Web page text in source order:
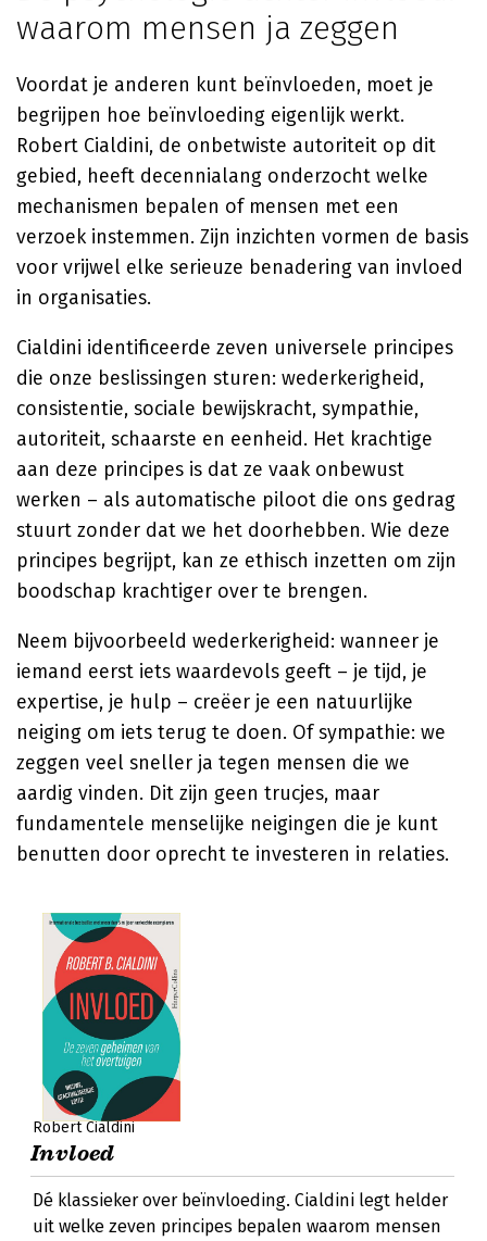
waarom mensen ja zeggen
Voordat je anderen kunt beïnvloeden, moet je
begrijpen hoe beïnvloeding eigenlijk werkt.
Robert Cialdini, de onbetwiste autoriteit op dit
gebied, heeft decennialang onderzocht welke
mechanismen bepalen of mensen met een
verzoek instemmen. Zijn inzichten vormen de basis
voor vrijwel elke serieuze benadering van invloed
in organisaties.
Cialdini identificeerde zeven universele principes
die onze beslissingen sturen: wederkerigheid,
consistentie, sociale bewijskracht, sympathie,
autoriteit, schaarste en eenheid. Het krachtige
aan deze principes is dat ze vaak onbewust
werken – als automatische piloot die ons gedrag
stuurt zonder dat we het doorhebben. Wie deze
principes begrijpt, kan ze ethisch inzetten om zijn
boodschap krachtiger over te brengen.
Neem bijvoorbeeld wederkerigheid: wanneer je
iemand eerst iets waardevols geeft – je tijd, je
expertise, je hulp – creëer je een natuurlijke
neiging om iets terug te doen. Of sympathie: we
zeggen veel sneller ja tegen mensen die we
aardig vinden. Dit zijn geen trucjes, maar
fundamentele menselijke neigingen die je kunt
benutten door oprecht te investeren in relaties.
Robert Cialdini
Invloed
Dé klassieker over beïnvloeding. Cialdini legt helder
uit welke zeven principes bepalen waarom mensen